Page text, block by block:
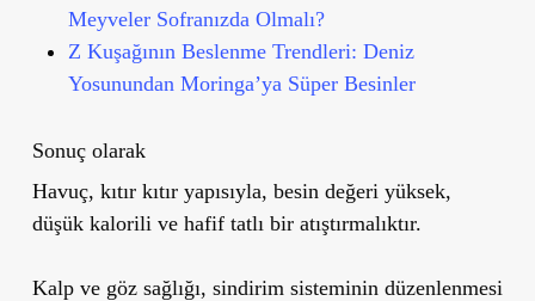
Meyveler Sofranızda Olmalı?
Z Kuşağının Beslenme Trendleri: Deniz
Yosunundan Moringa’ya Süper Besinler
Sonuç olarak
Havuç, kıtır kıtır yapısıyla, besin değeri yüksek,
düşük kalorili ve hafif tatlı bir atıştırmalıktır.
Kalp ve göz sağlığı, sindirim sisteminin düzenlenmesi